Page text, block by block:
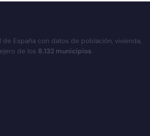
España con datos de población, vivienda,
de los 8.132 municipios.